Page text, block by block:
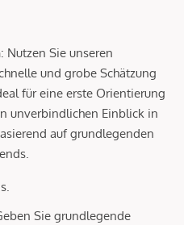
: Nutzen Sie unseren
und grobe Schätzung
für eine erste Orientierung
unverbindlichen Einblick in
auf grundlegenden
Sie grundlegende